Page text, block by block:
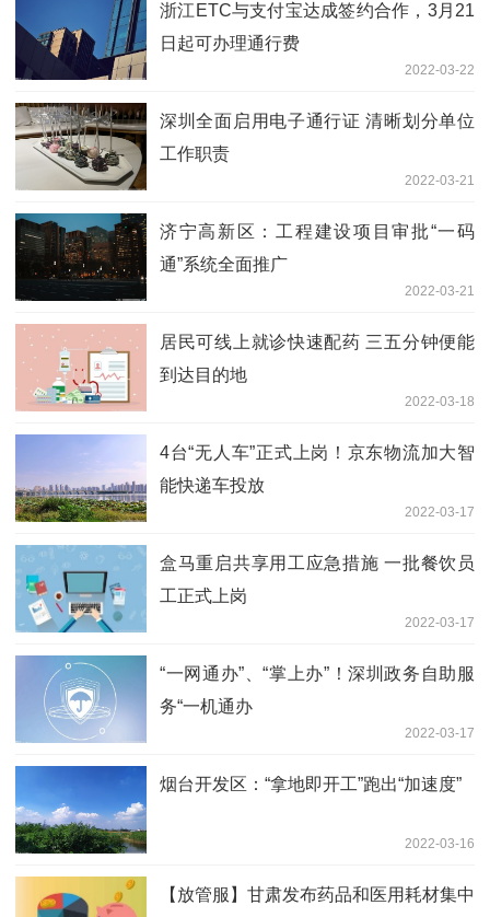
浙江ETC与支付宝达成签约合作，3月21
日起可办理通行费
2022-03-22
深圳全面启用电子通行证 清晰划分单位
工作职责
2022-03-21
济宁高新区：工程建设项目审批“一码
通”系统全面推广
2022-03-21
居民可线上就诊快速配药 三五分钟便能
到达目的地
2022-03-18
4台“无人车”正式上岗！京东物流加大智
能快递车投放
2022-03-17
盒马重启共享用工应急措施 一批餐饮员
工正式上岗
2022-03-17
“一网通办”、“掌上办”！深圳政务自助服
务“一机通办
2022-03-17
烟台开发区：“拿地即开工”跑出“加速度”
2022-03-16
【放管服】甘肃发布药品和医用耗材集中